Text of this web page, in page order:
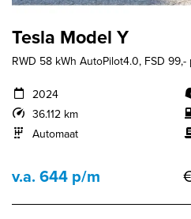
Tesla Model Y
RWD 58 kWh AutoPilot4.0, FSD 99,-
2024
36.112 km
Automaat
v.a. 644 p/m